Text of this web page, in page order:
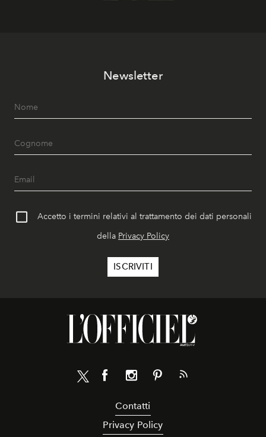
Newsletter
Accetto i termini relativi al trattamento dei dati personali
della Privacy Policy
Contatti
Privacy Policy